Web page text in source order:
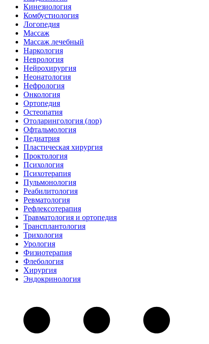
Кинезиология
Комбустиология
Логопедия
Массаж
Массаж лечебный
Наркология
Неврология
Нейрохирургия
Неонатология
Нефрология
Онкология
Ортопедия
Остеопатия
Отоларингология (лор)
Офтальмология
Педиатрия
Пластическая хирургия
Проктология
Психология
Психотерапия
Пульмонология
Реабилитология
Ревматология
Рефлексотерапия
Травматология и ортопедия
Трансплантология
Трихология
Урология
Физиотерапия
Флебология
Хирургия
Эндокринология